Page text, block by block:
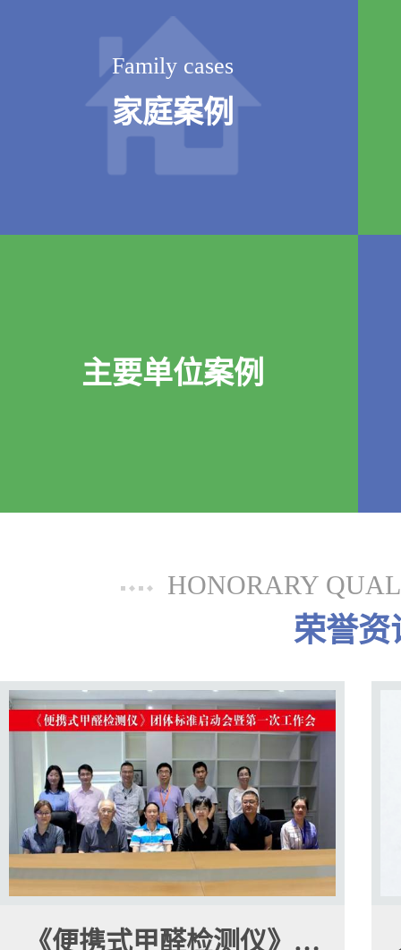
Family cases
家庭案例
主要单位案例
HONORARY
荣誉资
《便携式甲醛检测仪》…